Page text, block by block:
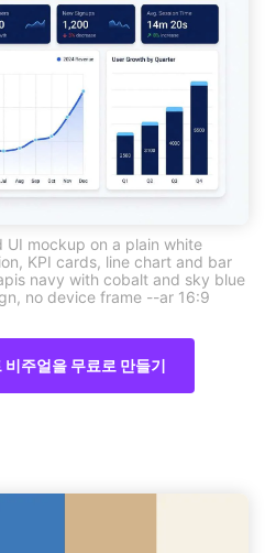
UI mockup on a plain white
KPI cards, line chart and bar
navy with cobalt and sky blue
no device frame --ar 16:9
주얼을 무료로 만들기